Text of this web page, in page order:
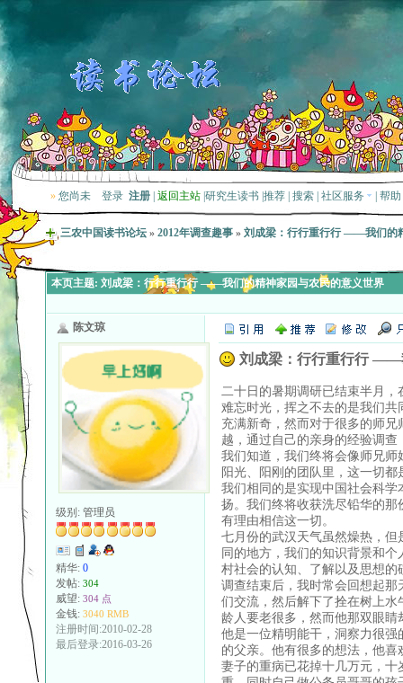
» 您尚未 登录 注册 返回主站 研究生读书 推荐 搜索 社区服务 帮助
三农中国读书论坛 » 2012年调查趣事 » 刘成梁：行行重行行 ——我们的
本页主题: 刘成梁：行行重行行 ——我们的精神家园与农民的意义世界
陈文琼
级别: 管理员
精华: 0
发帖: 304
威望: 304 点
金钱: 3040 RMB
注册时间:2010-02-28
最后登录:2016-03-26
刘成梁：行行重行行 ——
二十日的暑期调研已结束半月
难忘时光，挥之不去的是我们
充满新奇，然而对于很多的师
越，通过自己的亲身的经验调
我们知道，我们终将会像师兄
阳光、阳刚的团队里，这一切
我们相同的是实现中国社会科
扬。我们终将收获洗尽铅华的
有理由相信这一切。
七月份的武汉天气虽然燥热，
同的地方，我们的知识背景和
村社会的认知、了解以及思想
调查结束后，我时常会回想起
们交流，然后解下了拴在树上
龄人要老很多，然而他那双眼
他是一位精明能干，洞察力很
的父亲。他有很多的想法，他
妻子的重病已花掉十几万元，